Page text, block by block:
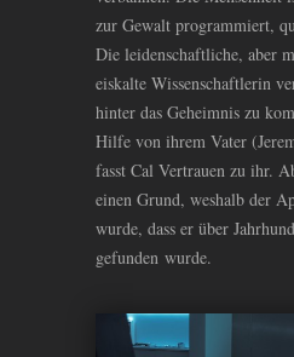
zur Gewalt programmiert,
Die leidenschaftliche, aber
eiskalte Wissenschaftlerin
hinter das Geheimnis zu
Hilfe von ihrem Vater
fasst Cal Vertrauen zu ihr.
einen Grund, weshalb der
wurde, dass er über
gefunden wurde.